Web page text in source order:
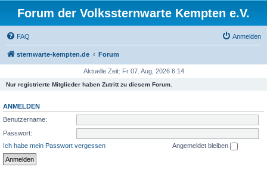
Forum der Volkssternwarte Kempten e.V.
FAQ Anmelden
sternwarte-kempten.de Forum
Aktuelle Zeit: Fr 07. Aug, 2026 6:14
Nur registrierte Mitglieder haben Zutritt zu diesem Forum.
ANMELDEN
Benutzername:
Passwort:
Ich habe mein Passwort vergessen
Angemeldet bleiben